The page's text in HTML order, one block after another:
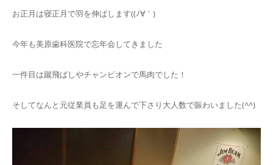
お正月は寝正月で羽を伸ばします((ﾉ∀｀)
今年も美原歯科医院で忘年会してきました
一件目は蹴飛ばしやチャンピオンで馬肉でした！
そしてなんと元従業員も足を運んで下さり大人数で賑わいました(^^)